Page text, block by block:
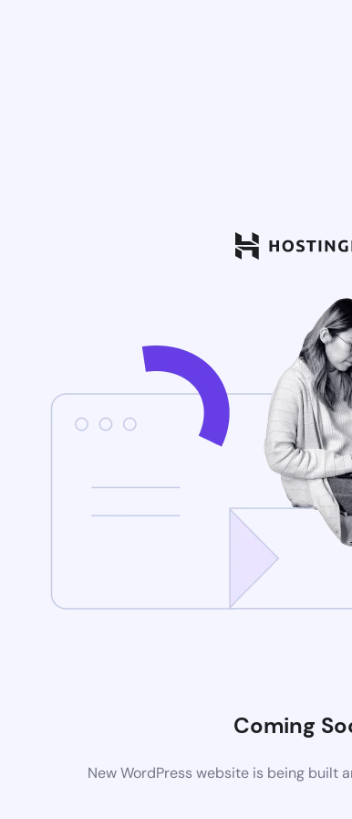
Coming
New WordPress website is being built